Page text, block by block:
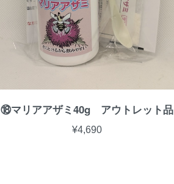
⑱マリアアザミ40g アウトレット品
¥4,690